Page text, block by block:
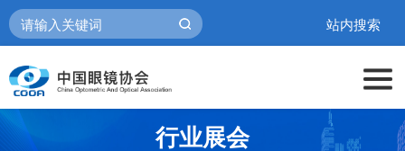
站内搜索
行业展会